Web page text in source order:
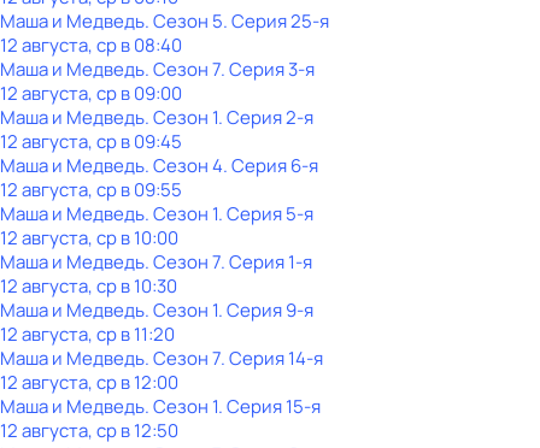
Маша и Медведь. Сезон 5. Серия 25-я
12 августа, ср в 08:40
Маша и Медведь. Сезон 7. Серия 3-я
12 августа, ср в 09:00
Маша и Медведь. Сезон 1. Серия 2-я
12 августа, ср в 09:45
Маша и Медведь. Сезон 4. Серия 6-я
12 августа, ср в 09:55
Маша и Медведь. Сезон 1. Серия 5-я
12 августа, ср в 10:00
Маша и Медведь. Сезон 7. Серия 1-я
12 августа, ср в 10:30
Маша и Медведь. Сезон 1. Серия 9-я
12 августа, ср в 11:20
Маша и Медведь. Сезон 7. Серия 14-я
12 августа, ср в 12:00
Маша и Медведь. Сезон 1. Серия 15-я
12 августа, ср в 12:50